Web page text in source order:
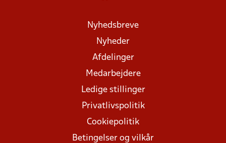
Nyhedsbreve
Nyheder
Afdelinger
Medarbejdere
Ledige stillinger
Privatlivspolitik
Cookiepolitik
Betingelser og vilkår